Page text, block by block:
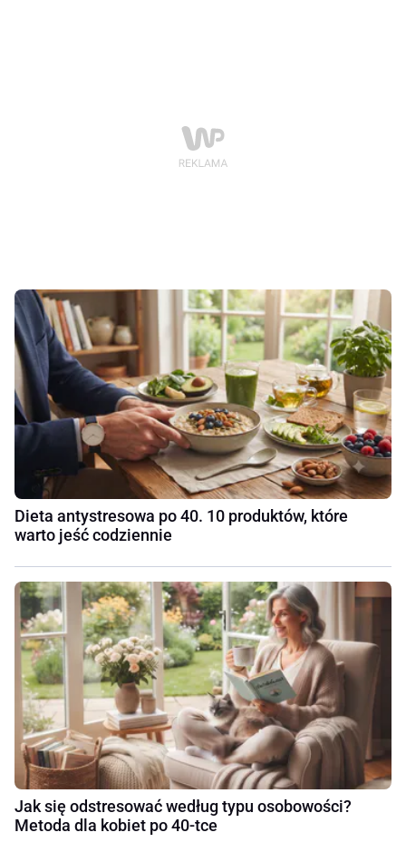
Dieta antystresowa po 40. 10 produktów, które
warto jeść codziennie
Jak się odstresować według typu osobowości?
Metoda dla kobiet po 40-tce